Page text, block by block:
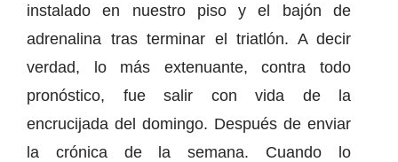
instalado en nuestro piso y el bajón de
adrenalina tras terminar el triatlón. A decir
verdad, lo más extenuante, contra todo
pronóstico, fue salir con vida de la
encrucijada del domingo. Después de enviar
la crónica de la semana. Cuando lo